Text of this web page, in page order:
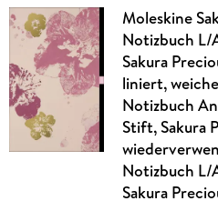
Moleskine
Notizbuch L/
Sakura
liniert,
Notizbuch
Stift, Sakura
Notizbuch L/
Sakura